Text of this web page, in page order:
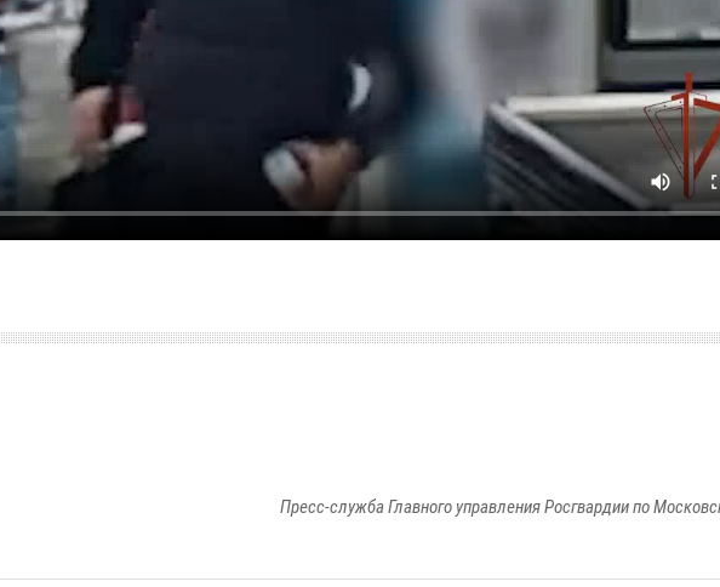
Пресс-служба Главного управления Росгвардии по